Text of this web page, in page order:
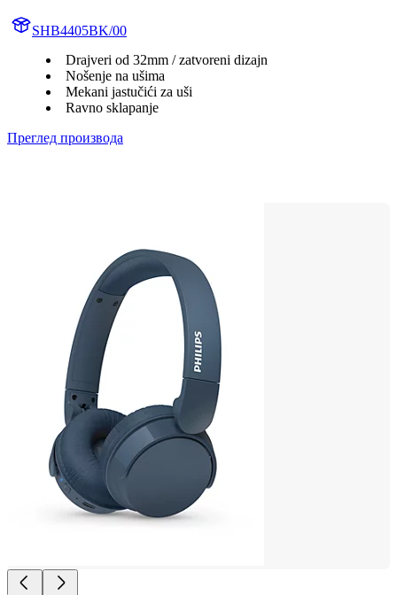
SHB4405BK/00
Drajveri od 32mm / zatvoreni dizajn
Nošenje na ušima
Mekani jastučići za uši
Ravno sklapanje
Преглед производа